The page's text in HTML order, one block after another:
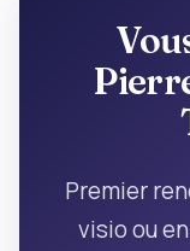
Premier
visio ou